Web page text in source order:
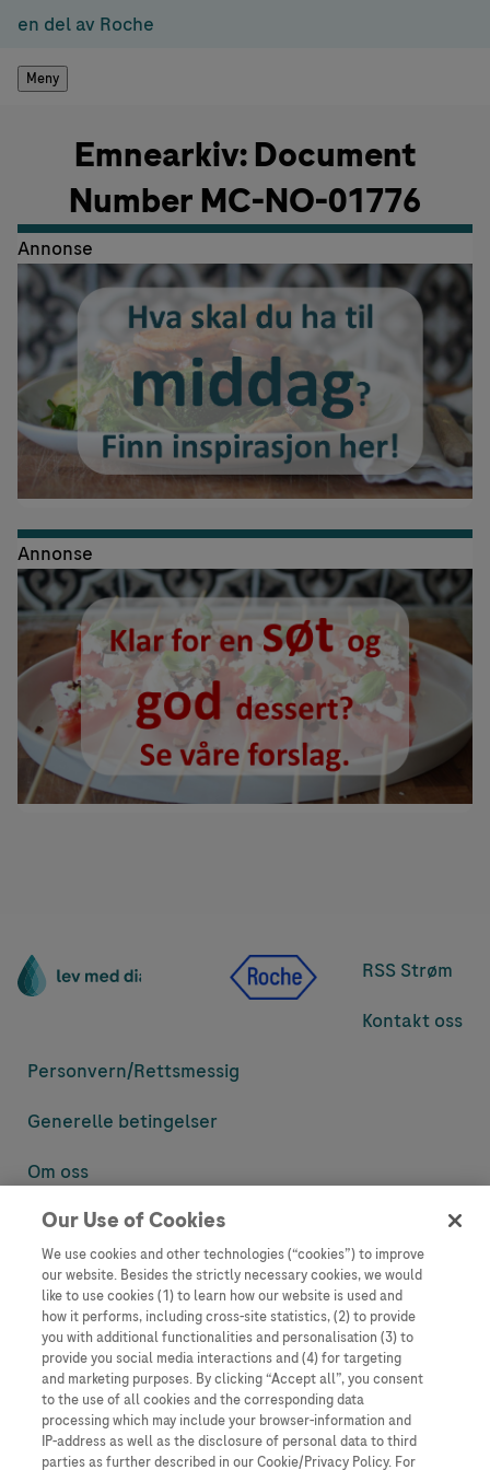
en del av Roche
Meny
Emnearkiv: Document
Number MC-NO-01776
Annonse
Annonse
RSS Strøm
Kontakt oss
Personvern/Rettsmessig
Generelle betingelser
Om oss
Denne nettsiden inneholder informasjon som er målsatt til en stor
informasjon som ellers ikke er tilgjengelig eller gyldig i ditt land.
Vennligst vær oppmerksom på at vi ikke tar noe ansvar for tilgang til
informasjon som muligens ikke er i samsvar med noen gyldig juridisk
prosess, regulering, registrering eller bruk i bostedslandet ditt.
Roche har ikke alltid mulighet til å kvalitetssikre andres innlegg, men
vil fjerne villedende eller upassende innlegg så langt det lar seg gjøre.
Vi har ikke ansvar for innhold på eksterne nettsider som det lenkes til.
Kopiering av materiale fra dette nettstedet for bruk annet sted er ikke
tillatt uten avtale. Nettstedet selger plass til annonsører, og slikt
Our Use of Cookies
We use cookies and other technologies (“cookies”) to improve
our website. Besides the strictly necessary cookies, we would
like to use cookies (1) to learn how our website is used and
how it performs, including cross-site statistics, (2) to provide
you with additional functionalities and personalisation (3) to
provide you social media interactions and (4) for targeting
and marketing purposes. By clicking “Accept all”, you consent
to the use of all cookies and the corresponding data
processing which may include your browser-information and
IP-address as well as the disclosure of personal data to third
parties as further described in our Cookie/Privacy Policy. For